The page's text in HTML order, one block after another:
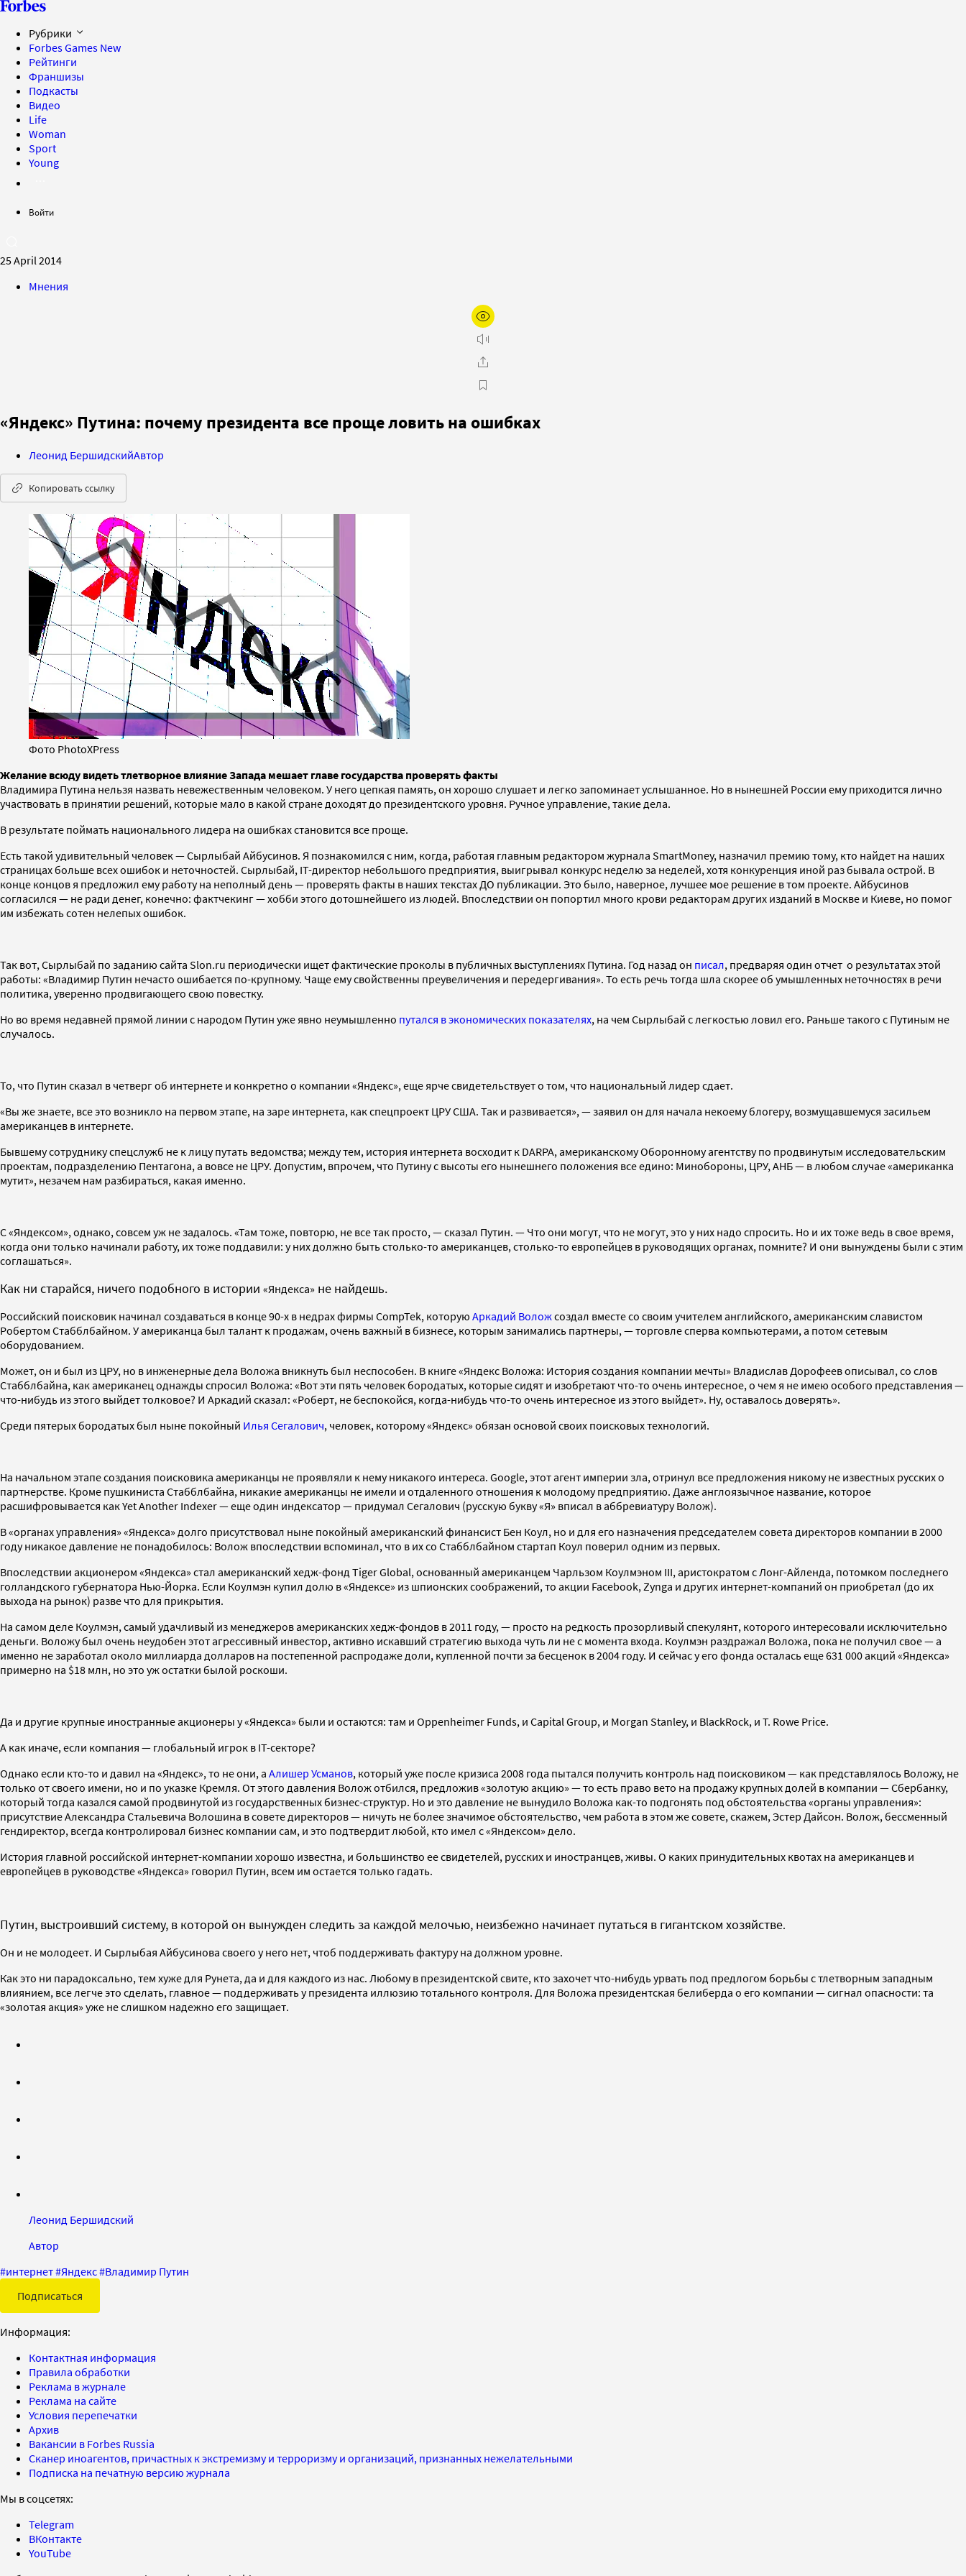
Рубрики
Forbes Games New
Рейтинги
Франшизы
Подкасты
Видео
Life
Woman
Sport
Young
Войти
25 April 2014
Мнения
«Яндекс» Путина: почему президента все проще ловить на ошибках
Леонид БершидскийАвтор
Копировать ссылку
Фото PhotoXPress
Желание всюду видеть тлетворное влияние Запада мешает главе государства проверять факты
Владимира Путина нельзя назвать невежественным человеком. У него цепкая память, он хорошо слушает и легко запоминает услышанное. Но в нынешней России ему приходится лично
участвовать в принятии решений, которые мало в какой стране доходят до президентского уровня. Ручное управление, такие дела.
В результате поймать национального лидера на ошибках становится все проще.
Есть такой удивительный человек — Сырлыбай Айбусинов. Я познакомился с ним, когда, работая главным редактором журнала SmartMoney, назначил премию тому, кто найдет на наших
страницах больше всех ошибок и неточностей. Сырлыбай, IT-директор небольшого предприятия, выигрывал конкурс неделю за неделей, хотя конкуренция иной раз бывала острой. В
конце концов я предложил ему работу на неполный день — проверять факты в наших текстах ДО публикации. Это было, наверное, лучшее мое решение в том проекте. Айбусинов
согласился — не ради денег, конечно: фактчекинг — хобби этого дотошнейшего из людей. Впоследствии он попортил много крови редакторам других изданий в Москве и Киеве, но помог
им избежать сотен нелепых ошибок.
Так вот, Сырлыбай по заданию сайта Slon.ru периодически ищет фактические проколы в публичных выступлениях Путина. Год назад он писал, предваряя один отчет о результатах этой
работы: «Владимир Путин нечасто ошибается по-крупному. Чаще ему свойственны преувеличения и передергивания». То есть речь тогда шла скорее об умышленных неточностях в речи
политика, уверенно продвигающего свою повестку.
Но во время недавней прямой линии с народом Путин уже явно неумышленно путался в экономических показателях, на чем Сырлыбай с легкостью ловил его. Раньше такого с Путиным не
случалось.
То, что Путин сказал в четверг об интернете и конкретно о компании «Яндекс», еще ярче свидетельствует о том, что национальный лидер сдает.
«Вы же знаете, все это возникло на первом этапе, на заре интернета, как спецпроект ЦРУ США. Так и развивается», — заявил он для начала некоему блогеру, возмущавшемуся засильем
американцев в интернете.
Бывшему сотруднику спецслужб не к лицу путать ведомства; между тем, история интернета восходит к DARPA, американскому Оборонному агентству по продвинутым исследовательским
проектам, подразделению Пентагона, а вовсе не ЦРУ. Допустим, впрочем, что Путину с высоты его нынешнего положения все едино: Минобороны, ЦРУ, АНБ — в любом случае «американка
мутит», незачем нам разбираться, какая именно.
С «Яндексом», однако, совсем уж не задалось. «Там тоже, повторю, не все так просто, — сказал Путин. — Что они могут, что не могут, это у них надо спросить. Но и их тоже ведь в свое время,
когда они только начинали работу, их тоже поддавили: у них должно быть столько-то американцев, столько-то европейцев в руководящих органах, помните? И они вынуждены были с этим
соглашаться».
Как ни старайся, ничего подобного в истории «Яндекса» не найдешь.
Российский поисковик начинал создаваться в конце 90-х в недрах фирмы CompTek, которую Аркадий Воложсоздал вместе со своим учителем английского, американским славистом
Робертом Стабблбайном. У американца был талант к продажам, очень важный в бизнесе, которым занимались партнеры, — торговле сперва компьютерами, а потом сетевым
оборудованием.
Может, он и был из ЦРУ, но в инженерные дела Воложа вникнуть был неспособен. В книге «Яндекс Воложа: История создания компании мечты» Владислав Дорофеев описывал, со слов
Стабблбайна, как американец однажды спросил Воложа: «Вот эти пять человек бородатых, которые сидят и изобретают что-то очень интересное, о чем я не имею особого представления —
что-нибудь из этого выйдет толковое? И Аркадий сказал: «Роберт, не беспокойся, когда-нибудь что-то очень интересное из этого выйдет». Ну, оставалось доверять».
Среди пятерых бородатых был ныне покойный Илья Сегалович, человек, которому «Яндекс» обязан основой своих поисковых технологий.
На начальном этапе создания поисковика американцы не проявляли к нему никакого интереса. Google, этот агент империи зла, отринул все предложения никому не известных русских о
партнерстве. Кроме пушкиниста Стабблбайна, никакие американцы не имели и отдаленного отношения к молодому предприятию. Даже англоязычное название, которое
расшифровывается как Yet Another Indexer — еще один индексатор — придумал Сегалович (русскую букву «Я» вписал в аббревиатуру Волож).
В «органах управления» «Яндекса» долго присутствовал ныне покойный американский финансист Бен Коул, но и для его назначения председателем совета директоров компании в 2000
году никакое давление не понадобилось: Волож впоследствии вспоминал, что в их со Стабблбайном стартап Коул поверил одним из первых.
Впоследствии акционером «Яндекса» стал американский хедж-фонд Tiger Global, основанный американцем Чарльзом Коулмэном III, аристократом с Лонг-Айленда, потомком последнего
голландского губернатора Нью-Йорка. Если Коулмэн купил долю в «Яндексе» из шпионских соображений, то акции Facebook, Zynga и других интернет-компаний он приобретал (до их
выхода на рынок) разве что для прикрытия.
На самом деле Коулмэн, самый удачливый из менеджеров американских хедж-фондов в 2011 году, — просто на редкость прозорливый спекулянт, которого интересовали исключительно
деньги. Воложу был очень неудобен этот агрессивный инвестор, активно искавший стратегию выхода чуть ли не с момента входа. Коулмэн раздражал Воложа, пока не получил свое — а
именно не заработал около миллиарда долларов на постепенной распродаже доли, купленной почти за бесценок в 2004 году. И сейчас у его фонда осталась еще 631 000 акций «Яндекса»
примерно на $18 млн, но это уж остатки былой роскоши.
Да и другие крупные иностранные акционеры у «Яндекса» были и остаются: там и Oppenheimer Funds, и Capital Group, и Morgan Stanley, и BlackRock, и T. Rowe Price.
А как иначе, если компания — глобальный игрок в IT-секторе?
Однако если кто-то и давил на «Яндекс», то не они, а Алишер Усманов, который уже после кризиса 2008 года пытался получить контроль над поисковиком — как представлялось Воложу, не
только от своего имени, но и по указке Кремля. От этого давления Волож отбился, предложив «золотую акцию» — то есть право вето на продажу крупных долей в компании — Сбербанку,
который тогда казался самой продвинутой из государственных бизнес-структур. Но и это давление не вынудило Воложа как-то подгонять под обстоятельства «органы управления»:
присутствие Александра Стальевича Волошина в совете директоров — ничуть не более значимое обстоятельство, чем работа в этом же совете, скажем, Эстер Дайсон. Волож, бессменный
гендиректор, всегда контролировал бизнес компании сам, и это подтвердит любой, кто имел с «Яндексом» дело.
История главной российской интернет-компании хорошо известна, и большинство ее свидетелей, русских и иностранцев, живы. О каких принудительных квотах на американцев и
европейцев в руководстве «Яндекса» говорил Путин, всем им остается только гадать.
Путин, выстроивший систему, в которой он вынужден следить за каждой мелочью, неизбежно начинает путаться в гигантском хозяйстве.
Он и не молодеет. И Сырлыбая Айбусинова своего у него нет, чтоб поддерживать фактуру на должном уровне.
Как это ни парадоксально, тем хуже для Рунета, да и для каждого из нас. Любому в президентской свите, кто захочет что-нибудь урвать под предлогом борьбы с тлетворным западным
влиянием, все легче это сделать, главное — поддерживать у президента иллюзию тотального контроля. Для Воложа президентская белиберда о его компании — сигнал опасности: та
«золотая акция» уже не слишком надежно его защищает.
Леонид Бершидский
Автор
#интернет#Яндекс#Владимир Путин
Подписаться
Информация:
Контактная информация
Правила обработки
Реклама в журнале
Реклама на сайте
Условия перепечатки
Архив
Вакансии в Forbes Russia
Сканер иноагентов, причастных к экстремизму и терроризму и организаций, признанных нежелательными
Подписка на печатную версию журнала
Мы в соцсетях:
Telegram
ВКонтакте
YouTube